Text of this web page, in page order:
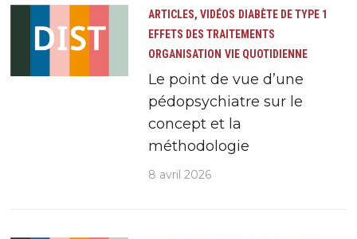
ARTICLES, VIDÉOS DIABÈTE DE TYPE 1
EFFETS DES TRAITEMENTS
ORGANISATION VIE QUOTIDIENNE
Le point de vue d’une
pédopsychiatre sur le
concept et la
méthodologie
8 avril 2026